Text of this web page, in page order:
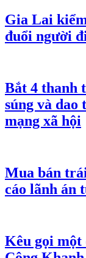
Gia Lai
đuổi người
Bắt 4 thanh
súng và dao
mạng xã hội
Mua bán
cáo lãnh án
Kêu gọi một